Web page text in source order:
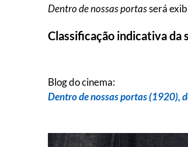
Dentro de nossas portasserá
Classificação indicativa da
Blog do cinema:
Dentro de nossas portas (1920),